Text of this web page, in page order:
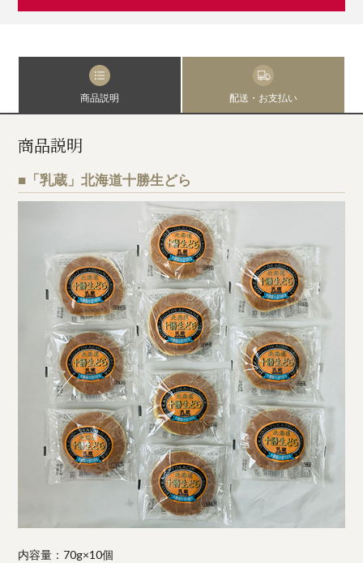
商品説明 配送・お支払い
商品説明
■「乳蔵」北海道十勝生どら
内容量：70g×10個